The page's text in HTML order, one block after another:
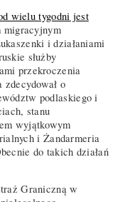
wielu tygodni jest
migracyjnym
i działaniami
służby
przekroczenia
o
podlaskiego i
stanu
wyjątkowym
i Żandarmeria
do takich działań
Graniczną w